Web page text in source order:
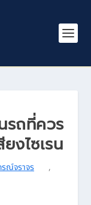
รถที่ควร
งไซเรน
รณ์จราจร
,